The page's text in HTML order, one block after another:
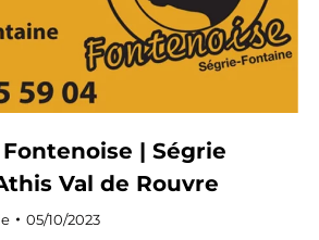
| Ségrie
Val de Rouvre
05/10/2023